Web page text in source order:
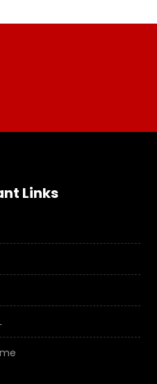
Links